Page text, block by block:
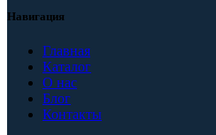
Навигация
Главная
Каталог
О нас
Блог
Контакты